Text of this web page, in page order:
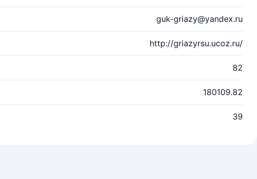
guk-griazy@yandex.ru
http://griazyrsu.ucoz.ru/
82
180109.82
39